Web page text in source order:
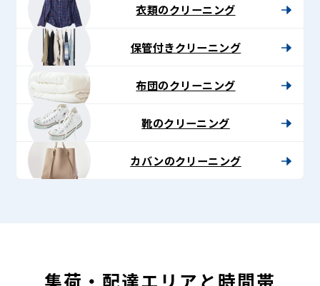
ト〉
衣類のクリーニング
保管付きクリーニング
布団のクリーニング
靴のクリーニング
カバンのクリーニング
集荷・配達エリアと時間帯